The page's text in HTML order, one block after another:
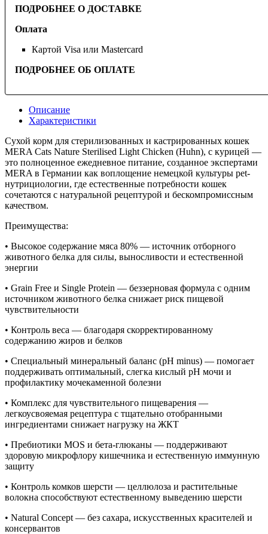
ПОДРОБНЕЕ О ДОСТАВКЕ
Оплата
Картой Visa или Mastercard
ПОДРОБНЕЕ ОБ ОПЛАТЕ
Описание
Характеристики
Сухой корм для стерилизованных и кастрированных кошек
MERA Cats Nature Sterilised Light Chicken (Huhn), с курицей —
это полноценное ежедневное питание, созданное экспертами
MERA в Германии как воплощение немецкой культуры pet-
нутрициологии, где естественные потребности кошек
сочетаются с натуральной рецептурой и бескомпромиссным
качеством.
Преимущества:
• Высокое содержание мяса 80% — источник отборного
животного белка для силы, выносливости и естественной
энергии
• Grain Free и Single Protein — беззерновая формула с одним
источником животного белка снижает риск пищевой
чувствительности
• Контроль веса — благодаря скорректированному
содержанию жиров и белков
• Специальный минеральный баланс (pH minus) — помогает
поддерживать оптимальный, слегка кислый рН мочи и
профилактику мочекаменной болезни
• Комплекс для чувствительного пищеварения —
легкоусвояемая рецептура с тщательно отобранными
ингредиентами снижает нагрузку на ЖКТ
• Пребиотики MOS и бета-глюканы — поддерживают
здоровую микрофлору кишечника и естественную иммунную
защиту
• Контроль комков шерсти — целлюлоза и растительные
волокна способствуют естественному выведению шерсти
• Natural Concept — без сахара, искусственных красителей и
консервантов